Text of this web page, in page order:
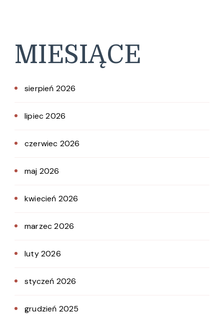
MIESIĄCE
sierpień 2026
lipiec 2026
czerwiec 2026
maj 2026
kwiecień 2026
marzec 2026
luty 2026
styczeń 2026
grudzień 2025